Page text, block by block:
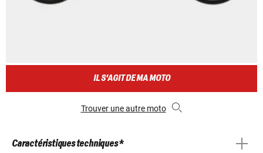
IL S'AGIT DE MA MOTO
Trouver une autre moto
Caractéristiques techniques *